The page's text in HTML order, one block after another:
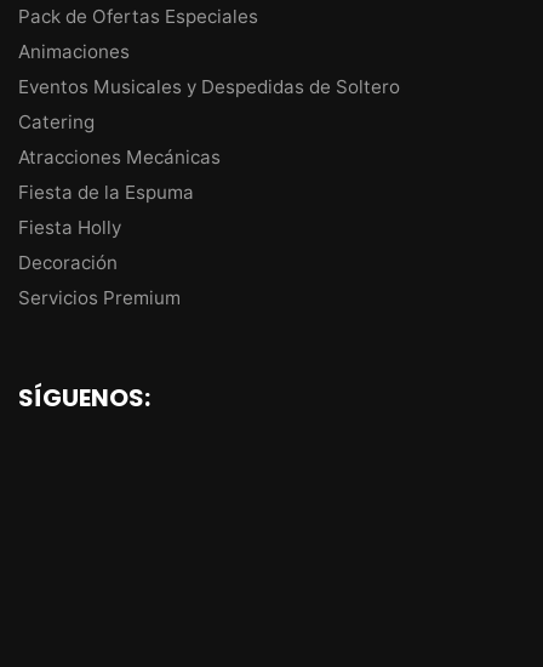
Pack de Ofertas Especiales
Animaciones
Eventos Musicales y Despedidas de Soltero
Catering
Atracciones Mecánicas
Fiesta de la Espuma
Fiesta Holly
Decoración
Servicios Premium
SÍGUENOS: